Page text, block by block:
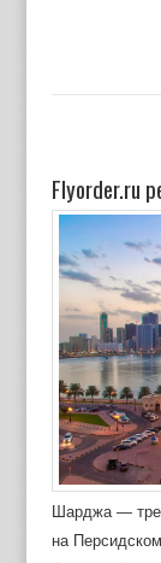
Flyorder.ru
Шарджа —
на